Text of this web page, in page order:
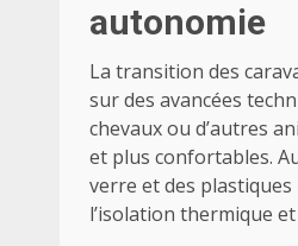
autonomie
La transition des
sur des avancées
chevaux ou d’autres
et plus confortables.
verre et des
l’isolation thermique